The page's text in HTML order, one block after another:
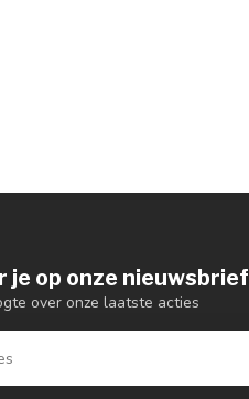
je op onze nieuwsbrief
over onze laatste acties